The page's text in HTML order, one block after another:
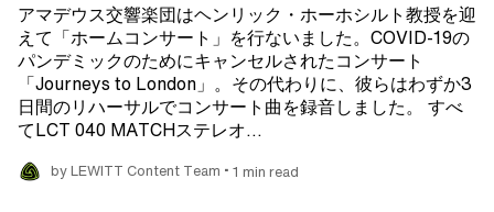
アマデウス交響楽団はヘンリック・ホーホシルト教授を迎
えて「ホームコンサート」を行ないました。COVID-19の
パンデミックのためにキャンセルされたコンサート
「Journeys to London」。その代わりに、彼らはわずか3
日間のリハーサルでコンサート曲を録音しました。 すべ
てLCT 040 MATCHステレオ…
by LEWITT Content Team • 1 min read